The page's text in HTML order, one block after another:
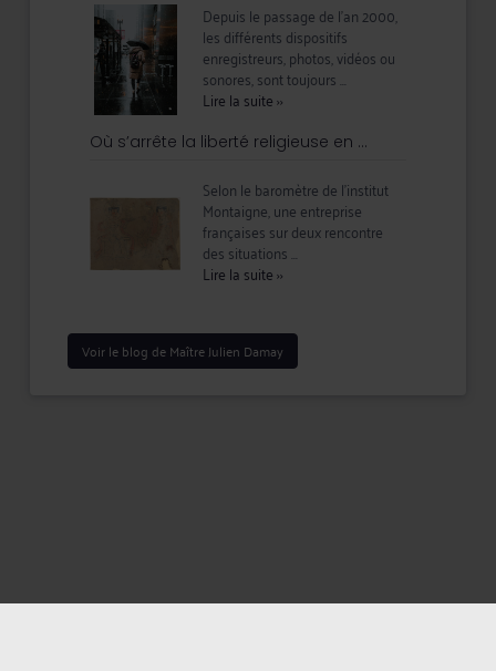
Depuis le passage de l'an 2000,
les différents dispositifs
enregistreurs, photos, vidéos ou
sonores, sont toujours ...
Lire la suite››
Où s’arrête la liberté religieuse en ...
Selon le baromètre de l’institut
Montaigne, une entreprise
françaises sur deux rencontre
des situations ...
Lire la suite››
Voir le blog de Maître Julien Damay